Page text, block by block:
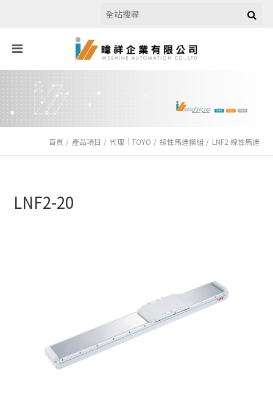
首頁 產品項目 代理｜TOYO 線性馬達模組 LNF2 線性馬達
LNF2-20